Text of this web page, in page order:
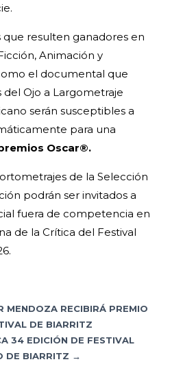
resulten ganadores en
Animación y
el documental que
Ojo a Largometraje
serán susceptibles a
para una
Oscar®.
de la Selección
podrán ser invitados a
fuera de competencia en
de la Crítica del Festival
RECIBIRÁ PREMIO
DE BIARRITZ
34 EDICIÓN DE FESTIVAL
DE BIARRITZ →